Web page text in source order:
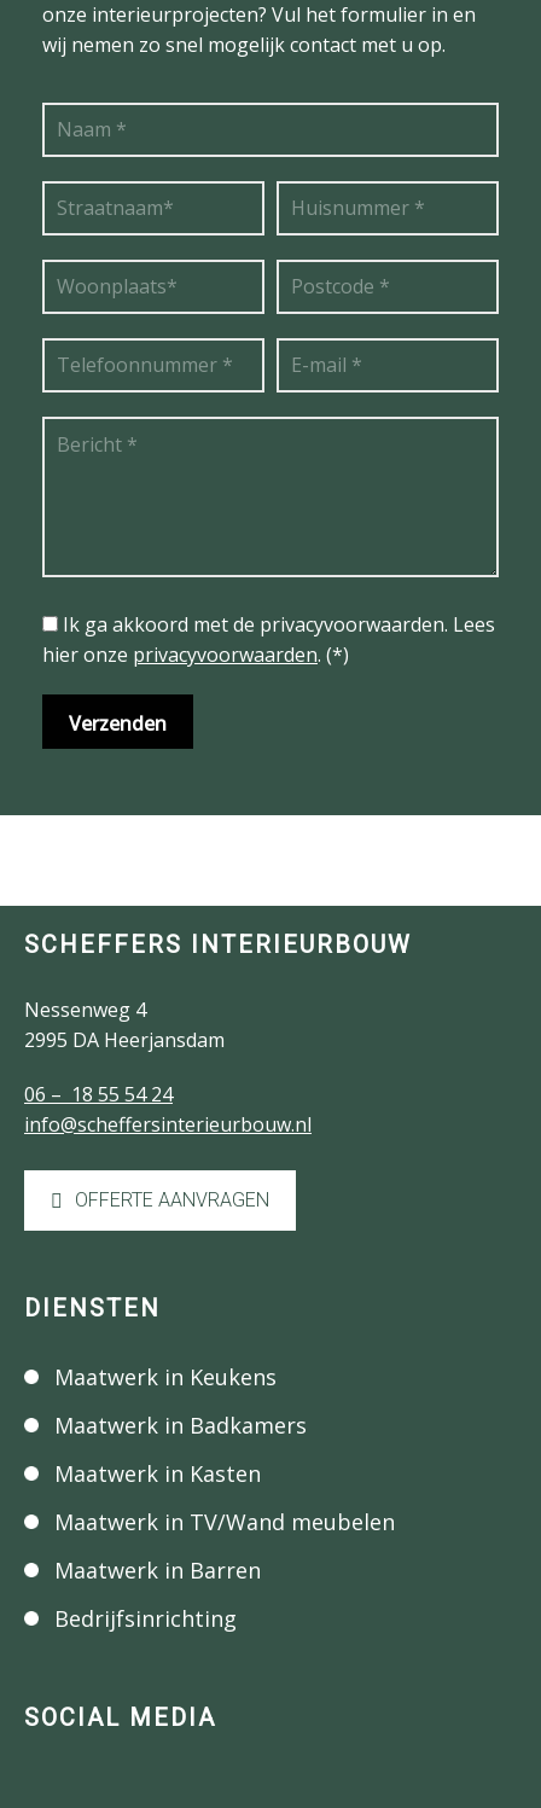
onze interieurprojecten? Vul het formulier in en
wij nemen zo snel mogelijk contact met u op.
Ik ga akkoord met de privacyvoorwaarden. Lees
hier onze privacyvoorwaarden. (*)
SCHEFFERS INTERIEURBOUW
Nessenweg 4
2995 DA Heerjansdam
06 – 18 55 54 24
info@scheffersinterieurbouw.nl
OFFERTE AANVRAGEN
DIENSTEN
Maatwerk in Keukens
Maatwerk in Badkamers
Maatwerk in Kasten
Maatwerk in TV/Wand meubelen
Maatwerk in Barren
Bedrijfsinrichting
SOCIAL MEDIA